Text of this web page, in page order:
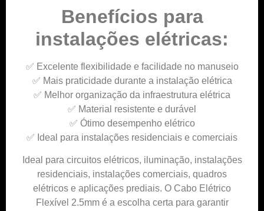
Benefícios para
instalações elétricas:
✅ Excelente flexibilidade e facilidade no manuseio
✅ Mais praticidade durante a instalação elétrica
✅ Melhor organização da infraestrutura elétrica
✅ Material resistente e durável
✅ Ótimo desempenho elétrico
✅ Ideal para instalações residenciais e comerciais
Ideal para circuitos elétricos, iluminação, instalações
residenciais, instalações comerciais, quadros
elétricos e aplicações prediais. O Cabo Elétrico
Flexível 2.5mm é a escolha certa para garantir